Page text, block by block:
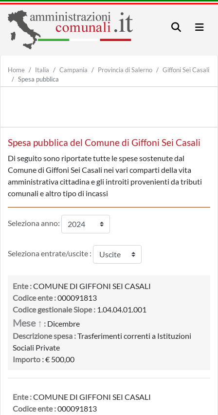
Home Italia Campania Provincia di Salerno
Giffoni Sei Casali
Spesa pubblica
Spesa pubblica del Comune di Giffoni Sei Casali
Di seguito sono riportate tutte le spese sostenute dal
Comune di Giffoni Sei Casali nei vari comparti della vita
amministrativa cittadina e gli introiti provenienti da tributi
comunali e altro tipo di incassi
Seleziona anno:
Seleziona entrate/uscite :
Ente :COMUNE DI GIFFONI SEI CASALI
Codice ente :000091813
Codice gestionale Siope : 1.04.04.01.001
Mese ↑ : Dicembre
Descrizione spesa :Trasferimenti correnti a Istituzioni
Sociali Private
Importo :€ 500,00
Ente :COMUNE DI GIFFONI SEI CASALI
Codice ente :000091813